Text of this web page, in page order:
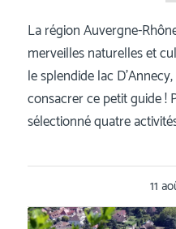
La région Auvergne-
merveilles naturelles et
le splendide lac
consacrer ce petit guide !
sélectionné quatre
11